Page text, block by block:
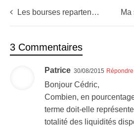
Les bourses repartent à la hausse (les objectifs et opportunités)
3 Commentaires
Patrice 30/08/2015 Répondre
Bonjour Cédric,
Combien, en
terme doit-elle
totalité des liquidités